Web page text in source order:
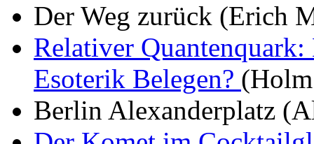
Der Weg zurück (Erich
Relativer
Esoterik Belegen?
Berlin Alexanderplatz